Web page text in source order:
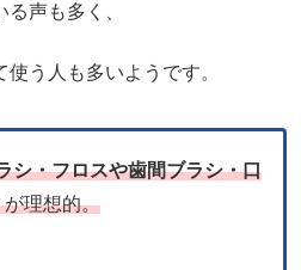
声も多く、
う人も多いようです。
シ・フロスや歯間ブラシ・口
理想的。